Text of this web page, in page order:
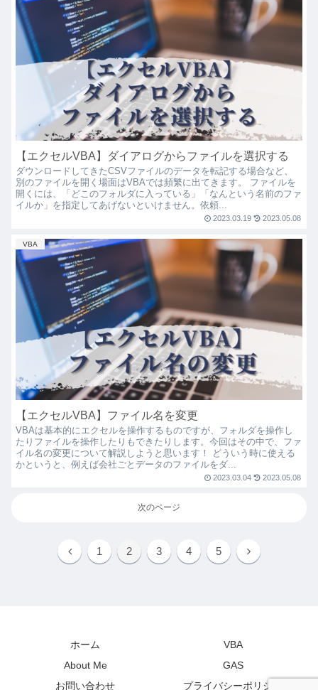
【エクセルVBA】ダイアログからファイルを選択する
ダウンロードしてきたCSVファイルのデータを転記する場合など、
別のファイルを開く場面はVBAでは頻繁に出てきます。 ファイルを
開くには、「どこのフォルダに入っている」「なんという名前のファ
イルか」を指定してあげないといけません。依頼...
2023.03.19 2023.05.08
VBA
【エクセルVBA】ファイル名を変更
VBAは基本的にエクセルを操作するものですが、フォルダを操作し
たりファイルを操作したりもできたりします。今回はその中で、ファ
イル名の変更について解説しようと思います！ どういう時に使える
かというと、例えば会社ごとデータのファイルをダ...
2023.03.04 2023.05.08
次のページ
1 2 3 4 5
ホーム
VBA
About Me
GAS
お問い合わせ
プライバシーポリシー